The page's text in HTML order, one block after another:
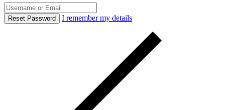
Reset Password I remember my details